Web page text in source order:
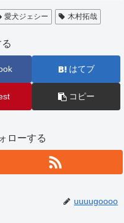
愛犬ジェシー 木村拓哉
はてブ
コピー
ローする
uuuugoooo